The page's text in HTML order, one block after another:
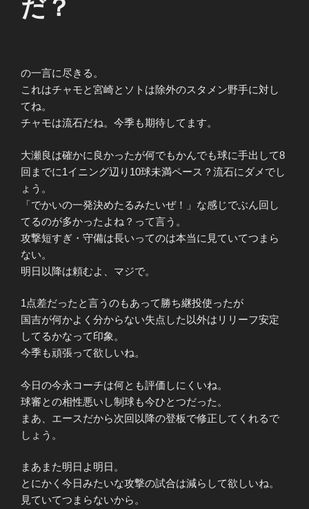
だ？
の一言に尽きる。
これはチャモと宮崎とソトは除外のスタメン野手に対し
てね。
チャモは流石だね。今季も期待してます。
大瀬良は確かに良かったが何でもかんでも球に手出して8
回までに1イニング辺り10球未満ペース？流石にダメでし
ょう。
「でかいの一発決めたるみたいぜ！」な感じでぶん回し
てるのが多かったよね？って言う。
攻撃短すぎ・守備は長いってのは本当に見ていてつまら
ない。
明日以降は頼むよ、マジで。
1点差だったと言うのもあって勝ち継投使ったが
国吉が何かよく分からない失点した以外はリリーフ安定
してるかなって印象。
今季も頑張って欲しいね。
今日の今永コーチは何とも評価しにくいね。
球審との相性悪いし制球も今ひとつだった。
まあ、エースだから次回以降の登板で修正してくれるで
しょう。
まあまた明日よ明日。
とにかく今日みたいな攻撃の試合は減らして欲しいね。
見ていてつまらないから。